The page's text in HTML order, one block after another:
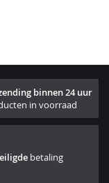
binnen 24 uur
in voorraad
betaling